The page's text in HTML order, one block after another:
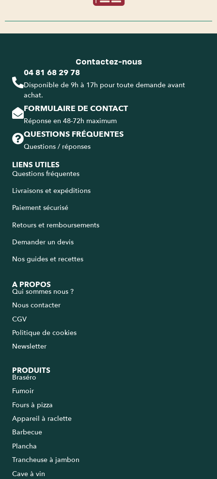
Contactez-nous
04 81 68 29 78
Disponible de 9h à 17h pour toute demande avant
achat.
FORMULAIRE DE CONTACT
Réponse en 48-72h maximum
QUESTIONS FRÉQUENTES
Questions / réponses
LIENS UTILES
Questions fréquentes
Livraisons et expéditions
Paiement sécurisé
Retours et remboursements
Demander un devis
Nos guides et recettes
A PROPOS
Qui sommes nous ?
Nous contacter
CGV
Politique de cookies
Newsletter
PRODUITS
Braséro
Fumoir
Fours à pizza
Appareil à raclette
Barbecue
Plancha
Trancheuse à jambon
Cave à vin